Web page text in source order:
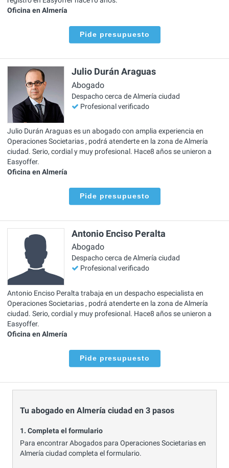
Oficina en Almería
Pide presupuesto
Julio Durán Araguas
Abogado
Despacho cerca de Almería ciudad
Profesional verificado
Julio Durán Araguas es un abogado con amplia experiencia en
Operaciones Societarias , podrá atenderte en la zona de Almería
ciudad. Serio, cordial y muy profesional. Hace8 años se unieron a
Easyoffer.
Oficina en Almería
Pide presupuesto
Antonio Enciso Peralta
Abogado
Despacho cerca de Almería ciudad
Profesional verificado
Antonio Enciso Peralta trabaja en un despacho especialista en
Operaciones Societarias , podrá atenderte en la zona de Almería
ciudad. Serio, cordial y muy profesional. Hace8 años se unieron a
Easyoffer.
Oficina en Almería
Pide presupuesto
Tu abogado en Almería ciudad en 3 pasos
1. Completa el formulario
Para encontrar Abogados para Operaciones Societarias en
Almería ciudad completa el formulario.